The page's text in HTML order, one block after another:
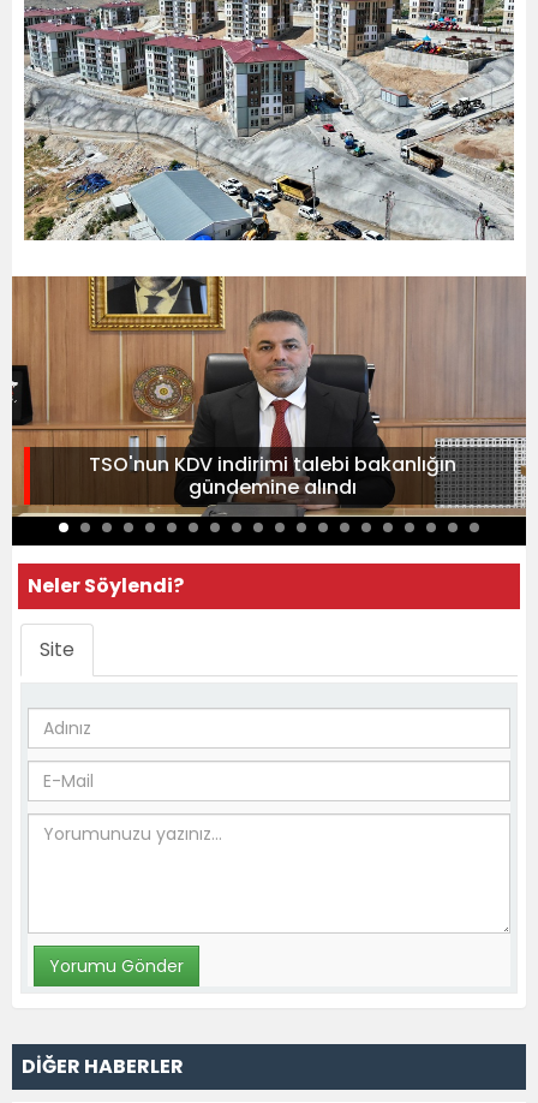
TSO'nun KDV indirimi talebi bakanlığın
gündemine alındı
Neler Söylendi?
Site
DİĞER HABERLER